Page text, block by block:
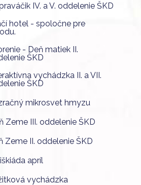
IV. a V. oddelenie ŠKD
hotel - spoločne pre
- Deň matiek II.
ŠKD
vychádzka II. a VII.
ŠKD
mikrosvet hmyzu
Zeme III. oddelenie ŠKD
Zeme II. oddelenie ŠKD
apríl
vychádzka